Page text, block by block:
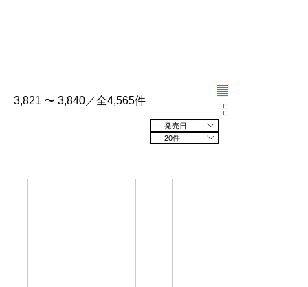
3,821 〜 3,840／全4,565件
20件